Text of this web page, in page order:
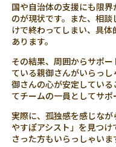
国や自治体の支援にも限
のが現状です。また、相
けで終わってしまい、具体
あります。
その結果、周囲からサポ
ている親御さんがいらっ
御さんの心が安定してい
てチームの一員としてサポ
実際に、孤独感を感じな
やすぽアシスト」を見つ
さった方もいらっしゃいま